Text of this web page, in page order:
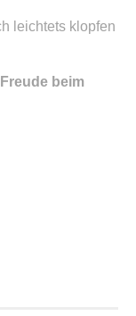
leichtets klopfen
beim